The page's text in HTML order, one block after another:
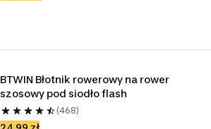
BTWIN Błotnik rowerowy na rower
szosowy pod siodło flash
(468)